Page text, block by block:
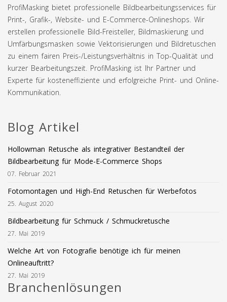
ProfiMasking bietet professionelle Bildbearbeitungsservices für
Print-, Grafik-, Website- und E-Commerce-Onlineshops. Wir
erstellen professionelle Bild-Freisteller, Bildmaskierung und
Umfärbungsmasken sowie Vektorisierungen und Bildretuschen
zu einem fairen Preis-/Leistungsverhältnis in Top-Qualität und
kurzer Bearbeitungszeit. ProfiMasking ist Ihr Partner und
Experte für kosteneffiziente und erfolgreiche Print- und Online-
Kommunikation.
Blog Artikel
Hollowman Retusche als integrativer Bestandteil der
Bildbearbeitung für Mode-E-Commerce Shops
07. Februar 2021
Fotomontagen und High-End Retuschen für Werbefotos
25. August 2020
Bildbearbeitung für Schmuck / Schmuckretusche
27. Mai 2019
Welche Art von Fotografie benötige ich für meinen
Onlineauftritt?
27. Mai 2019
Branchenlösungen